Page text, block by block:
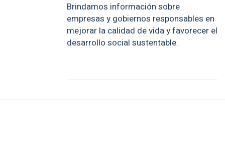
Brindamos información sobre
empresas y gobiernos responsables en
mejorar la calidad de vida y favorecer el
desarrollo social sustentable.